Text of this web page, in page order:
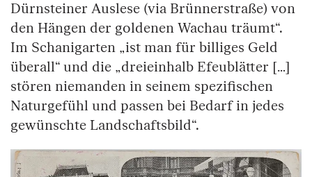
Dürnsteiner Auslese (via Brünnerstraße) von
den Hängen der goldenen Wachau träumt“.
Im Schanigarten „ist man für billiges Geld
überall“ und die „dreieinhalb Efeublätter […]
stören niemanden in seinem spezifischen
Naturgefühl und passen bei Bedarf in jedes
gewünschte Landschaftsbild“.